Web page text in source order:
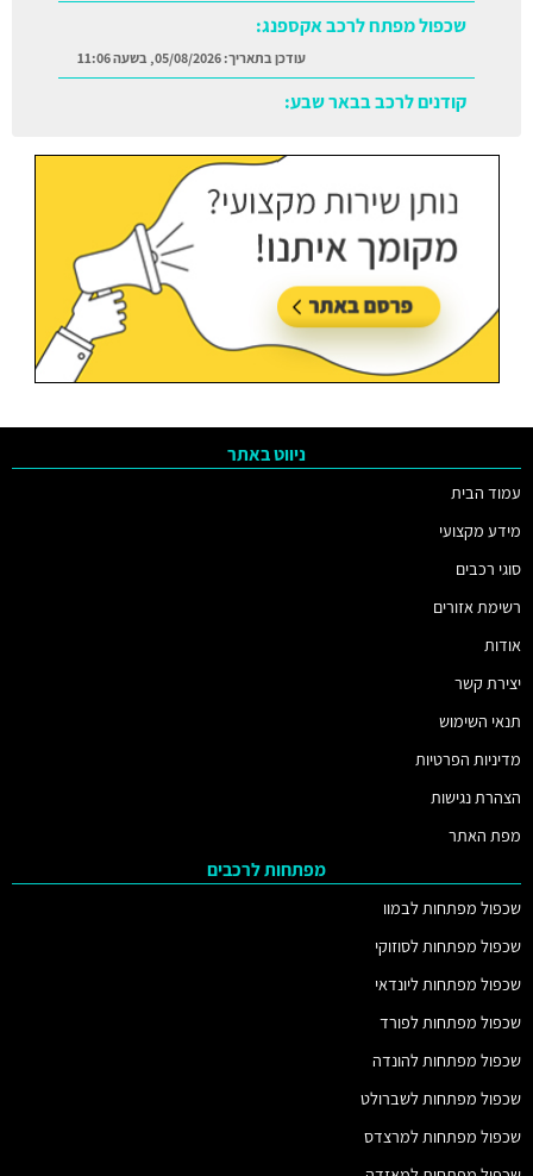
שכפול מפתח לרכב אקספנג:
עודכן בתאריך:05/08/2026, בשעה 11:06
קודנים לרכב בבאר שבע:
ניווט באתר
עמוד הבית
מידע מקצועי
סוגי רכבים
רשימת אזורים
אודות
יצירת קשר
תנאי השימוש
מדיניות הפרטיות
הצהרת נגישות
מפת האתר
מפתחות לרכבים
שכפול מפתחות לבמוו
שכפול מפתחות לסוזוקי
שכפול מפתחות ליונדאי
שכפול מפתחות לפורד
שכפול מפתחות להונדה
שכפול מפתחות לשברולט
שכפול מפתחות למרצדס